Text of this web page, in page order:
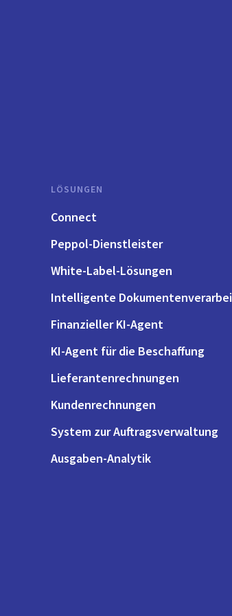
LÖSUNGEN
Connect
Peppol-Dienstleister
White-Label-Lösungen
Intelligente
Finanzieller KI-Agent
KI-Agent für die Beschaffung
Lieferantenrechnungen
Kundenrechnungen
System zur Auftragsverwaltung
Ausgaben-Analytik